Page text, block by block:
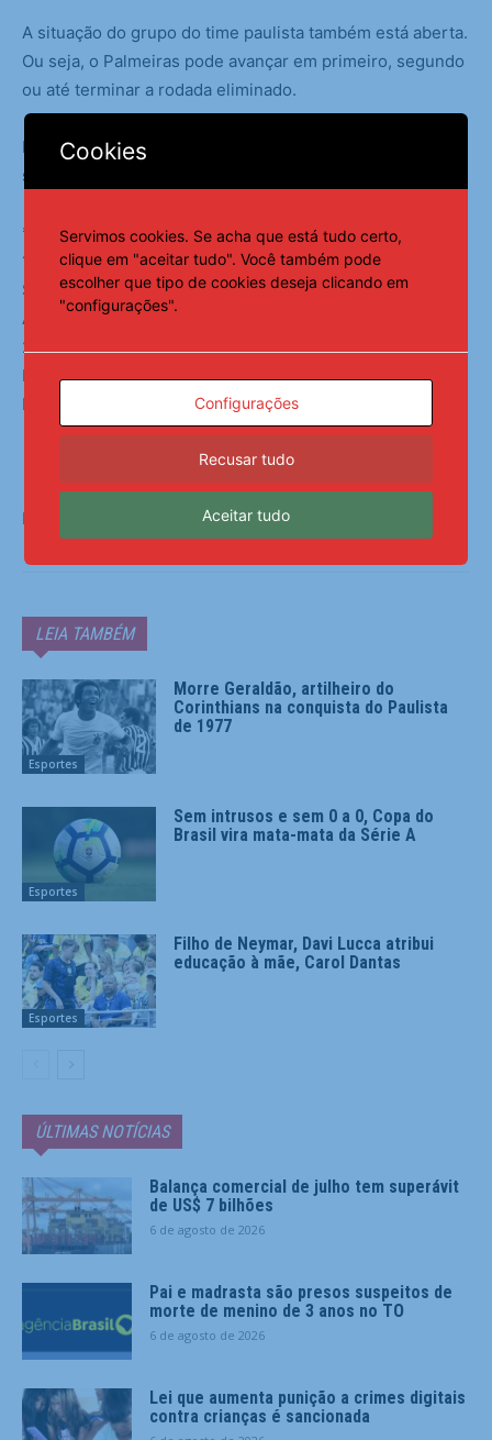
A situação do grupo do time paulista também está aberta.
Ou seja, o Palmeiras pode avançar em primeiro, segundo
ou até terminar a rodada eliminado.
Pela classificação parcial (após duas rodadas), os jogos
seriam: Palmeiras x PSG e Botafogo x Inter Miami.
*OS JOGOS DE HOJE
16h (de Brasília)
Seattle Sounders x PSG – Lumen Field
Atlético de Madri x Botafogo – Rose Bolw
22h (de Brasília)
Inter Miami x Palmeiras – Hard Rock Stadium
Porto x Al Ahly – MetLife Stadium
Fonte: Notícias ao Minuto
LEIA TAMBÉM
Esportes
Morre Geraldão, artilheiro do
Corinthians na conquista do Paulista
de 1977
Esportes
Sem intrusos e sem 0 a 0, Copa do
Brasil vira mata-mata da Série A
Esportes
Filho de Neymar, Davi Lucca atribui
educação à mãe, Carol Dantas
ÚLTIMAS NOTÍCIAS
Balança comercial de julho tem superávit
de US$ 7 bilhões
6 de agosto de 2026
Pai e madrasta são presos suspeitos de
morte de menino de 3 anos no TO
6 de agosto de 2026
Lei que aumenta punição a crimes digitais
contra crianças é sancionada
Cookies
Servimos cookies. Se acha que está tudo certo,
clique em "aceitar tudo". Você também pode
escolher que tipo de cookies deseja clicando em
"configurações".
Configurações
Recusar tudo
Aceitar tudo